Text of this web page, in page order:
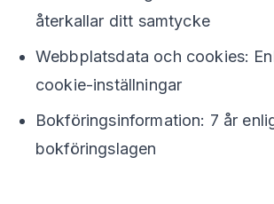
återkallar ditt samtycke
Webbplatsdata och cookies:
cookie-inställningar
Bokföringsinformation: 7 år
bokföringslagen